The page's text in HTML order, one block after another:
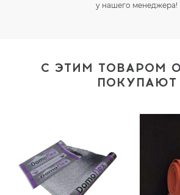
у нашего менеджера!
С ЭТИМ ТОВАРОМ
ПОКУПАЮТ